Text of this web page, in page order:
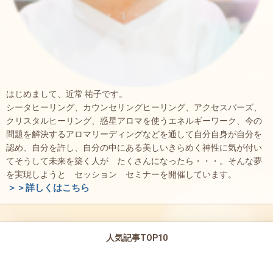
はじめまして、近常 祐子です。
シータヒーリング、カウンセリングヒーリング、アクセスバーズ、
クリスタルヒーリング、惑星アロマを使うエネルギーワーク、今の
問題を解決するアロマリーディングなどを通して自分自身が自分を
認め、自分を許し、自分の中にある美しいきらめく神性に気が付い
てそうして未来を築く人が たくさんになったら・・・。そんな夢
を実現しようと セッション セミナーを開催しています。
＞＞詳しくはこちら
人気記事TOP10